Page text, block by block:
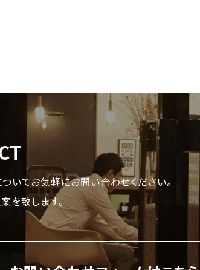
いてお気軽にお問い合わせください。
を致します。